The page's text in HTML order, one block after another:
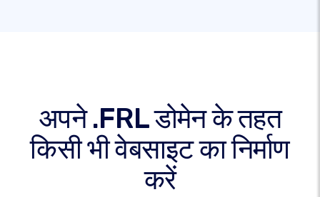
अपने .FRL डोमेन के तहत
किसी भी वेबसाइट का निर्माण
करें